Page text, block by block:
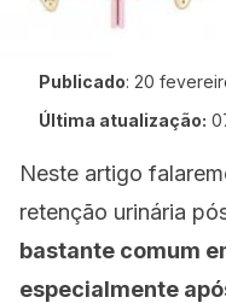
Publicado: 20
Última atualização:
Neste artigo
retenção urinária
bastante comum
especialmente